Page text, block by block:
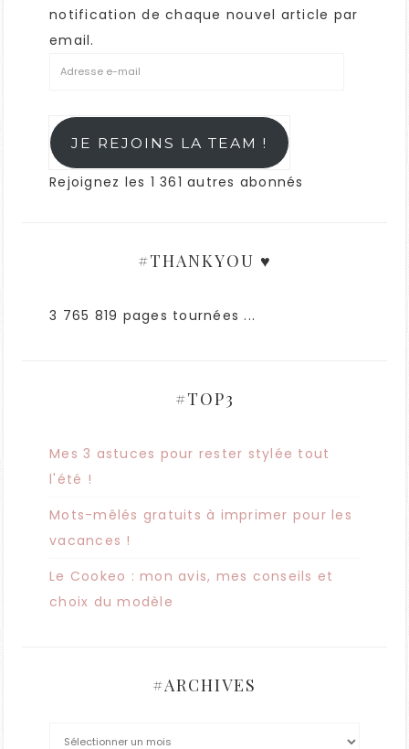
notification de chaque nouvel article par
email.
JE REJOINS LA TEAM !
Rejoignez les 1 361 autres abonnés
#THANKYOU ♥
3 765 819 pages tournées ...
#TOP3
Mes 3 astuces pour rester stylée tout
l'été !
Mots-mêlés gratuits à imprimer pour les
vacances !
Le Cookeo : mon avis, mes conseils et
choix du modèle
#ARCHIVES